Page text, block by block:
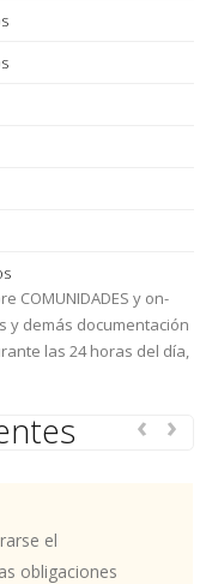
COMUNIDADES y on-
y demás documentación
las 24 horas del día,
el
obligaciones
‹ ›